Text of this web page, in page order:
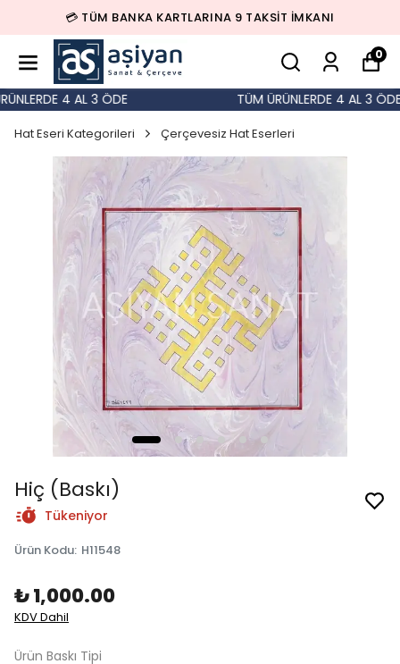
💳 TÜM BANKA KARTLARINA 9 TAKSİT İMKANI
0
4 AL 3 ÖDE TÜM ÜRÜNLERDE 4 AL 3 ÖDE
Hat Eseri Kategorileri Çerçevesiz Hat Eserleri
Hiç (Baskı)
Tükeniyor
Ürün Kodu: H11548
₺ 1,000.00
KDV Dahil
Ürün Baskı Tipi